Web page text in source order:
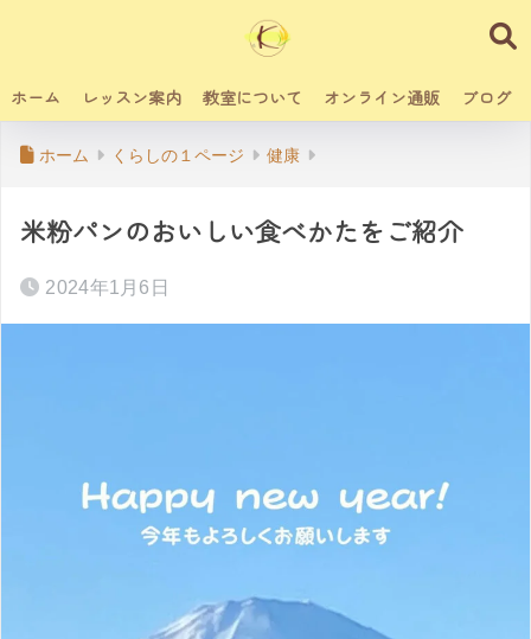
ホーム レッスン案内 教室について オンライン通販 ブログ
ホーム くらしの１ページ 健康
米粉パンのおいしい食べかたをご紹介
2024年1月6日